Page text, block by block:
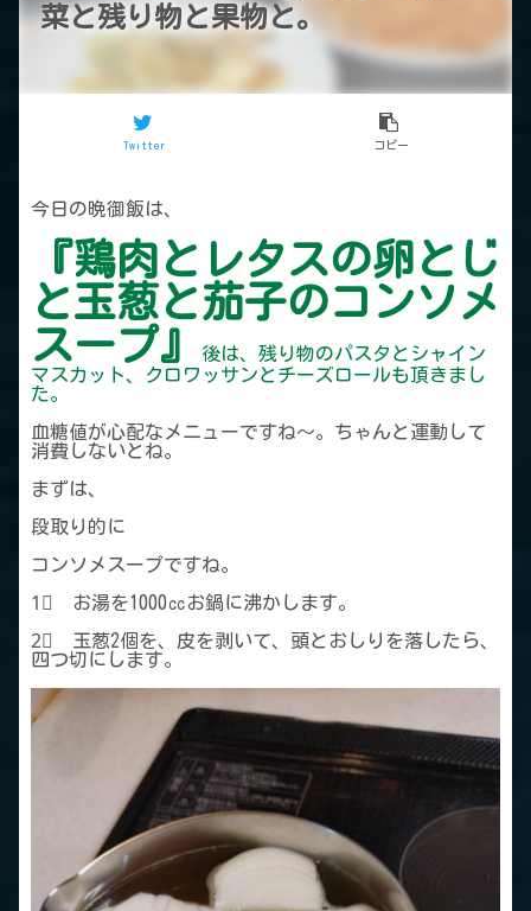
菜と残り物と果物と。
Twitter コピー
今日の晩御飯は、
『鶏肉とレタスの卵とじ
と玉葱と茄子のコンソメ
スープ』
後は、残り物のパスタとシャイン
マスカット、クロワッサンとチーズロールも頂きまし
た。
血糖値が心配なメニューですね～。ちゃんと運動して
消費しないとね。
まずは、
段取り的に
コンソメスープですね。
1⃣ お湯を1000㏄お鍋に沸かします。
2⃣ 玉葱2個を、皮を剥いて、頭とおしりを落したら、
四つ切にします。